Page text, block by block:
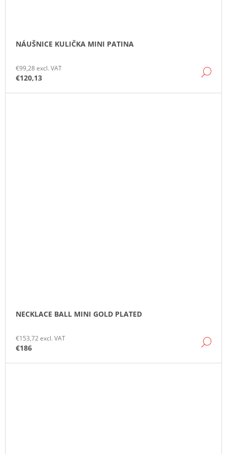
NÁUŠNICE KULIČKA MINI PATINA
€99,28 excl. VAT
€120,13
NECKLACE BALL MINI GOLD PLATED
€153,72 excl. VAT
€186